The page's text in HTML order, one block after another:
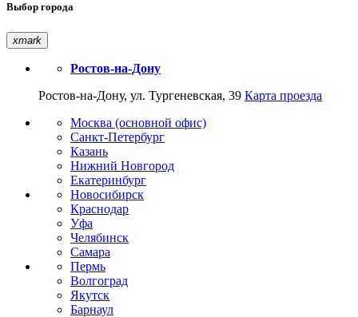
Выбор города
xmark
Ростов-на-Дону
Ростов-на-Дону, ул. Тургеневская, 39 Карта проезда
Москва (основной офис)
Санкт-Петербург
Казань
Нижний Новгород
Екатеринбург
Новосибирск
Краснодар
Уфа
Челябинск
Самара
Пермь
Волгоград
Якутск
Барнаул